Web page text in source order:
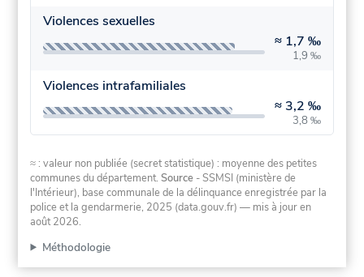
Violences sexuelles
≈ 1,7 ‰
1,9 ‰
Violences intrafamiliales
≈ 3,2 ‰
3,8 ‰
≈ : valeur non publiée (secret statistique) : moyenne des petites
communes du département.Source - SSMSI (ministère de
l'Intérieur), base communale de la délinquance enregistrée par la
police et la gendarmerie, 2025 (data.gouv.fr) — mis à jour en
août 2026.
Méthodologie